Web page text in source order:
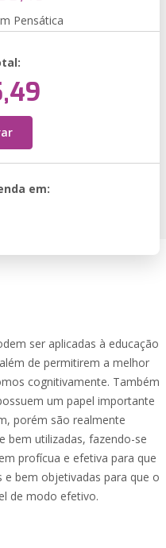
Pensática
em:
ser aplicadas à educação
de permitirem a melhor
cognitivamente. Também
um papel importante
porém são realmente
bem utilizadas, fazendo-se
profícua e efetiva para que
bem objetivadas para que o
de modo efetivo.